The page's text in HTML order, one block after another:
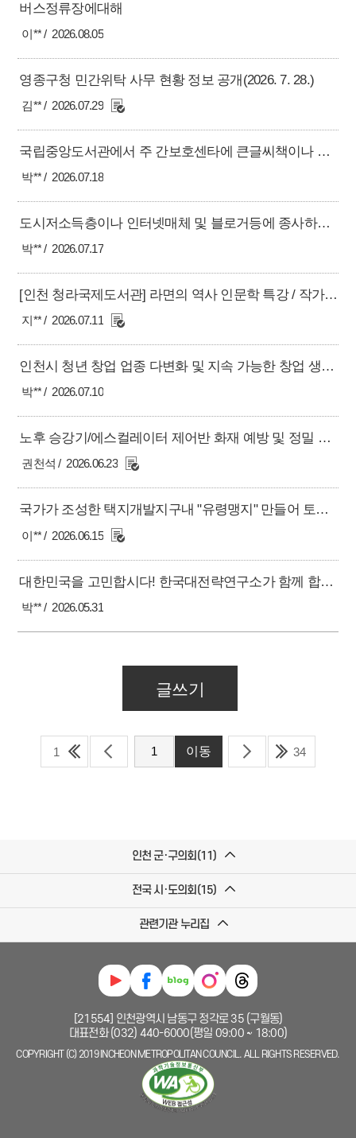
버스정류장에대해
이** 2026.08.05
영종구청 민간위탁 사무 현황 정보 공개(2026. 7. 28.)
김** 2026.07.29
국립중앙도서관에서 주 간보호센타에 큰글씨책이나 어른 동화책등 대여차량을 운행했으면
박** 2026.07.18
도시저소득층이나 인터넷매체 및 블로거등에 종사하는 사람들에 대한 노후 연금상품 출시등 대비책 마련해야
박** 2026.07.17
[인천 청라국제도서관] 라면의 역사 인문학 특강 / 작가와의 만남 모집 안내 - 2026년 7월 15일
지** 2026.07.11
인천시 청년 창업 업종 다변화 및 지속 가능한 창업 생태계 조성을 위한 정책 건의
박** 2026.07.10
노후 승강기/에스컬레이터 제어반 화재 예방 및 정밀 크리닝 지원사업 시행 제안
권천석 2026.06.23
국가가 조성한 택지개발지구내 "유령맹지" 만들어 토지주가 재산권행사를 못하고 있습니다
이** 2026.06.15
대한민국을 고민합시다! 한국대전략연구소가 함께 합니다!
박** 2026.05.31
글쓰기
1 34
인천 군·구의회(11)
전국 시·도의회(15)
관련기관 누리집
[21554] 인천광역시 남동구 정각로 35 (구월동)
대표전화 (032) 440-6000(평일 09:00 ~ 18:00)
COPYRIGHT (C) 2019 INCHEON METROPOLITAN COUNCIL. ALL RIGHTS RESERVED.